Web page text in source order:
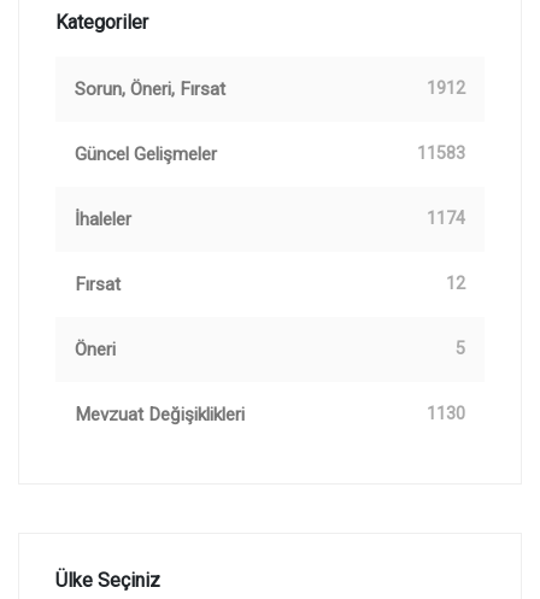
Kategoriler
Sorun, Öneri, Fırsat 1912
Güncel Gelişmeler 11583
İhaleler 1174
Fırsat 12
Öneri 5
Mevzuat Değişiklikleri 1130
Ülke Seçiniz